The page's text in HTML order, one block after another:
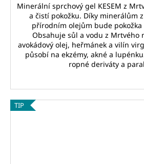
Minerální sprchový gel KESEM z
a čistí pokožku. Díky minerálům
přírodním olejům bude pokožka
Obsahuje sůl a vodu z Mrtvého
avokádový olej, heřmánek a vilín
působí na ekzémy, akné a
ropné deriváty a
TIP